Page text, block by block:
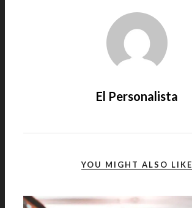
El Personalista
YOU MIGHT ALSO LIKE